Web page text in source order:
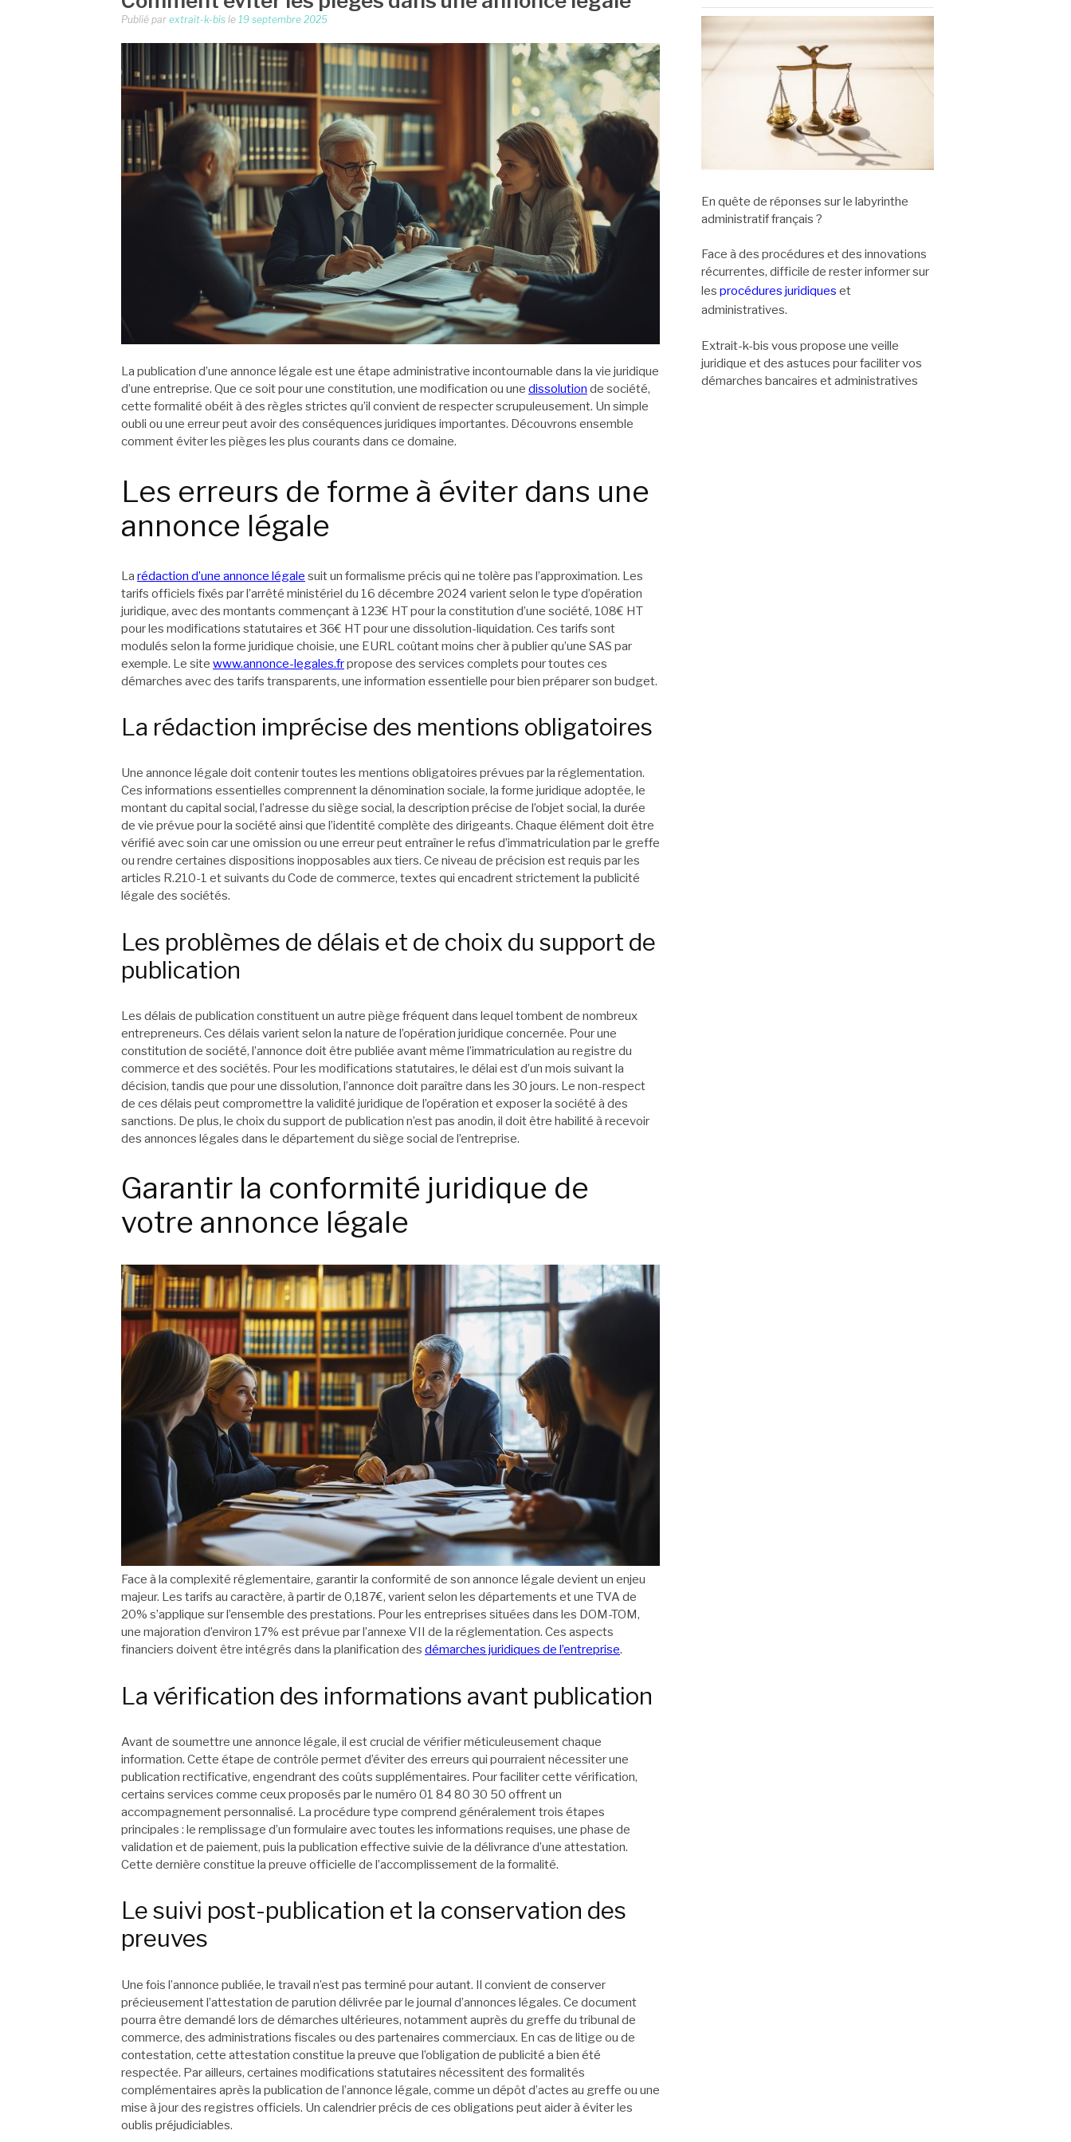
Publié par extrait-k-bis le 19 septembre 2025
La publication d’une annonce légale est une étape administrative incontournable dans la vie juridique
d’une entreprise. Que ce soit pour une constitution, une modification ou une dissolution de société,
cette formalité obéit à des règles strictes qu’il convient de respecter scrupuleusement. Un simple
oubli ou une erreur peut avoir des conséquences juridiques importantes. Découvrons ensemble
comment éviter les pièges les plus courants dans ce domaine.
Les erreurs de forme à éviter dans une
annonce légale
La rédaction d’une annonce légale suit un formalisme précis qui ne tolère pas l’approximation. Les
tarifs officiels fixés par l’arrêté ministériel du 16 décembre 2024 varient selon le type d’opération
juridique, avec des montants commençant à 123€ HT pour la constitution d’une société, 108€ HT
pour les modifications statutaires et 36€ HT pour une dissolution-liquidation. Ces tarifs sont
modulés selon la forme juridique choisie, une EURL coûtant moins cher à publier qu’une SAS par
exemple. Le site www.annonce-legales.frpropose des services complets pour toutes ces
démarches avec des tarifs transparents, une information essentielle pour bien préparer son budget.
La rédaction imprécise des mentions obligatoires
Une annonce légale doit contenir toutes les mentions obligatoires prévues par la réglementation.
Ces informations essentielles comprennent la dénomination sociale, la forme juridique adoptée, le
montant du capital social, l’adresse du siège social, la description précise de l’objet social, la durée
de vie prévue pour la société ainsi que l’identité complète des dirigeants. Chaque élément doit être
vérifié avec soin car une omission ou une erreur peut entraîner le refus d’immatriculation par le greffe
ou rendre certaines dispositions inopposables aux tiers. Ce niveau de précision est requis par les
articles R.210-1 et suivants du Code de commerce, textes qui encadrent strictement la publicité
légale des sociétés.
Les problèmes de délais et de choix du support de
publication
Les délais de publication constituent un autre piège fréquent dans lequel tombent de nombreux
entrepreneurs. Ces délais varient selon la nature de l’opération juridique concernée. Pour une
constitution de société, l’annonce doit être publiée avant même l’immatriculation au registre du
commerce et des sociétés. Pour les modifications statutaires, le délai est d’un mois suivant la
décision, tandis que pour une dissolution, l’annonce doit paraître dans les 30 jours. Le non-respect
de ces délais peut compromettre la validité juridique de l’opération et exposer la société à des
sanctions. De plus, le choix du support de publication n’est pas anodin, il doit être habilité à recevoir
des annonces légales dans le département du siège social de l’entreprise.
Garantir la conformité juridique de
votre annonce légale
Face à la complexité réglementaire, garantir la conformité de son annonce légale devient un enjeu
majeur. Les tarifs au caractère, à partir de 0,187€, varient selon les départements et une TVA de
20% s’applique sur l’ensemble des prestations. Pour les entreprises situées dans les DOM-TOM,
une majoration d’environ 17% est prévue par l’annexe VII de la réglementation. Ces aspects
financiers doivent être intégrés dans la planification des démarches juridiques de l’entreprise.
La vérification des informations avant publication
Avant de soumettre une annonce légale, il est crucial de vérifier méticuleusement chaque
information. Cette étape de contrôle permet d’éviter des erreurs qui pourraient nécessiter une
publication rectificative, engendrant des coûts supplémentaires. Pour faciliter cette vérification,
certains services comme ceux proposés par le numéro 01 84 80 30 50 offrent un
accompagnement personnalisé. La procédure type comprend généralement trois étapes
principales : le remplissage d’un formulaire avec toutes les informations requises, une phase de
validation et de paiement, puis la publication effective suivie de la délivrance d’une attestation.
Cette dernière constitue la preuve officielle de l’accomplissement de la formalité.
Le suivi post-publication et la conservation des
preuves
Une fois l’annonce publiée, le travail n’est pas terminé pour autant. Il convient de conserver
précieusement l’attestation de parution délivrée par le journal d’annonces légales. Ce document
pourra être demandé lors de démarches ultérieures, notamment auprès du greffe du tribunal de
commerce, des administrations fiscales ou des partenaires commerciaux. En cas de litige ou de
contestation, cette attestation constitue la preuve que l’obligation de publicité a bien été
respectée. Par ailleurs, certaines modifications statutaires nécessitent des formalités
complémentaires après la publication de l’annonce légale, comme un dépôt d’actes au greffe ou une
mise à jour des registres officiels. Un calendrier précis de ces obligations peut aider à éviter les
oublis préjudiciables.
En quête de réponses sur le labyrinthe
administratif français ?
Face à des procédures et des innovations
récurrentes, difficile de rester informer sur
les procédures juridiques et
administratives.
Extrait-k-bis vous propose une veille
juridique et des astuces pour faciliter vos
démarches bancaires et administratives